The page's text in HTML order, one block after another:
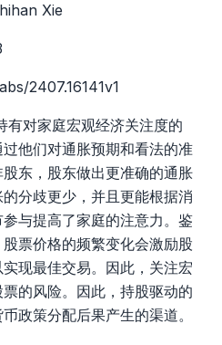
Xie
2407.16141v1
有对家庭宏观经济关注度的
他们对通胀预期和看法的准
东，股东做出更准确的通胀
分歧更少，并且更能根据消
与提高了家庭的注意力。鉴
票价格的频繁变化会激励股
现最佳交易。因此，关注宏
的风险。因此，持股驱动的
政策分配后果产生的渠道。